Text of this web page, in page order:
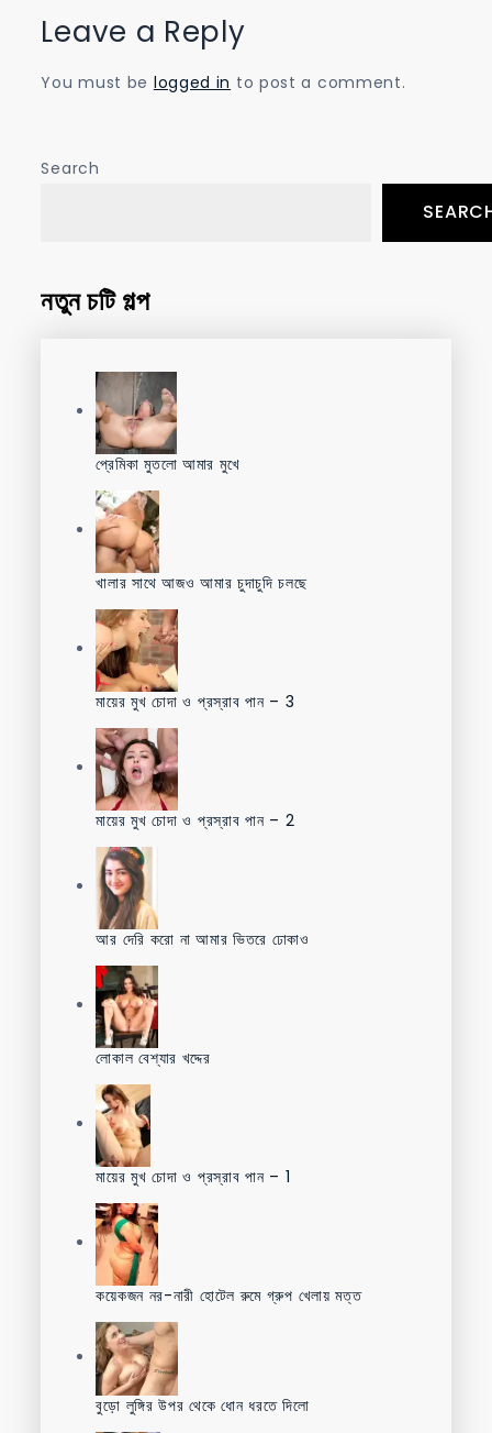
Leave a Reply
You must be logged in to post a comment.
Search
নতুন চটি গল্প
প্রেমিকা মুতলো আমার মুখে
খালার সাথে আজও আমার চুদাচুদি চলছে
মায়ের মুখ চোদা ও প্রস্রাব পান – 3
মায়ের মুখ চোদা ও প্রস্রাব পান – 2
আর দেরি করো না আমার ভিতরে ঢোকাও
লোকাল বেশ্যার খদ্দের
মায়ের মুখ চোদা ও প্রস্রাব পান – 1
কয়েকজন নর-নারী হোটেল রুমে গ্রুপ খেলায় মত্ত
বুড়ো লুঙ্গির উপর থেকে ধোন ধরতে দিলো